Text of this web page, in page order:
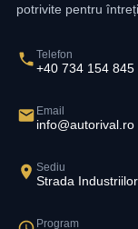
potrivite pentru
Telefon
+40 734 154 845
Email
info@autorival.ro
Sediu
Strada
Program